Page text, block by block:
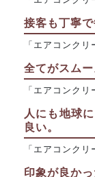
接客も丁寧で
「エアコンク
全てがスム
「エアコンク
人にも地球
良い。
「エアコンク
印象が良かっ